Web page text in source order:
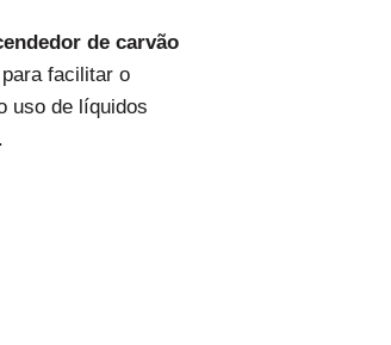
de carvão
facilitar o
uso de líquidos